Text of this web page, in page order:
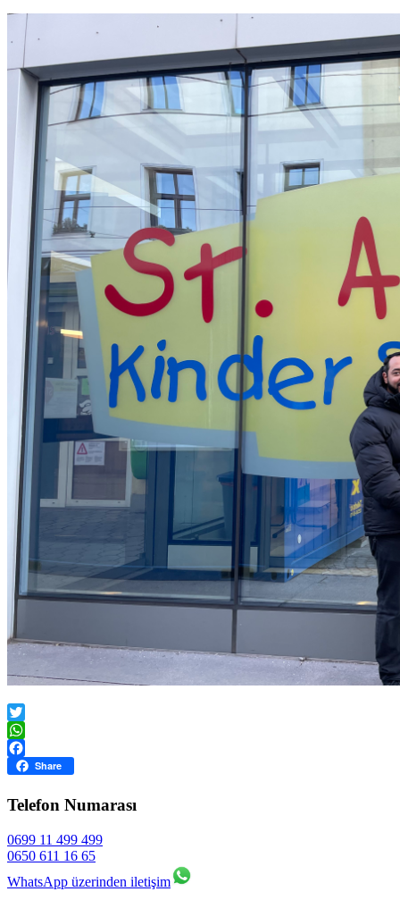
Twitter
WhatsApp
Facebook
Share
Telefon Numarası
0699 11 499 499
0650 611 16 65
WhatsApp üzerinden iletişim